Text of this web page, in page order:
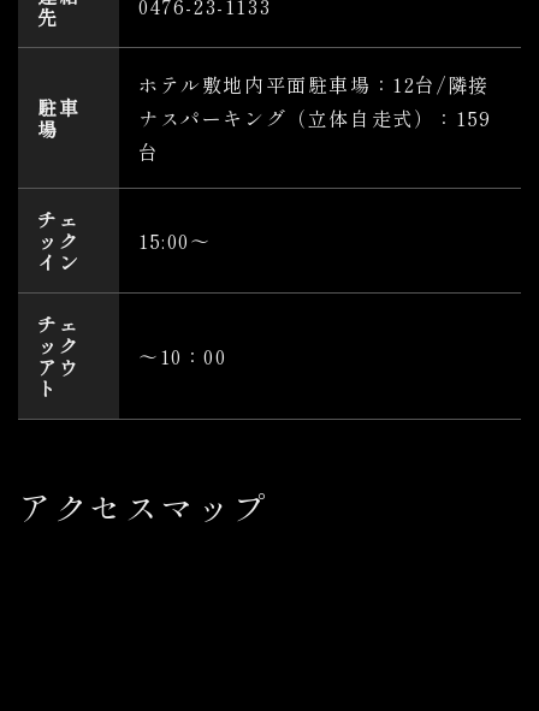
先 0476-23-1133
駐車
場
ホテル敷地内平面駐車場：12台/隣接
ナスパーキング（立体自走式）：159
台
チェ
ック
イン
15:00〜
チェ
ック
アウ
ト
～10：00
アクセスマップ